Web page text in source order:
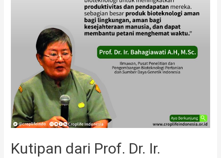
Kutipan dari Prof. Dr. Ir.